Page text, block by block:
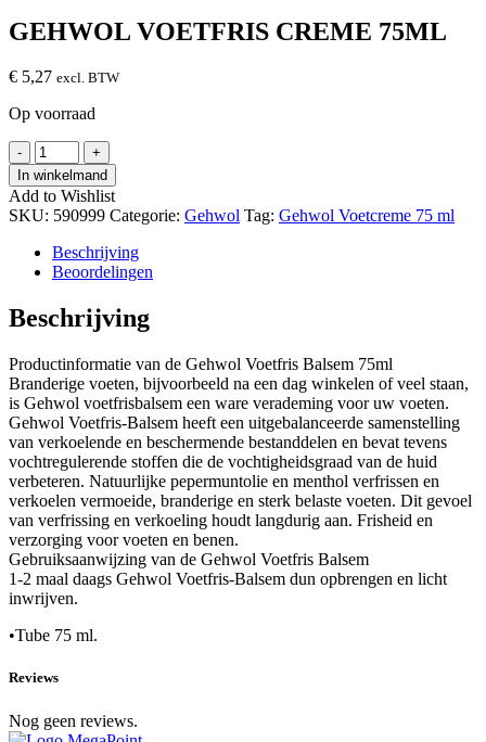
GEHWOL VOETFRIS CREME 75ML
€ 5,27 excl. BTW
Op voorraad
-
GEHWOL
VOETFRIS
CREME
75ML
hoeveelheid
+
In winkelmand
Add to Wishlist
SKU: 590999 Categorie: Gehwol Tag: Gehwol Voetcreme 75 ml
Beschrijving
Beoordelingen
Beschrijving
Productinformatie van de Gehwol Voetfris Balsem 75ml
Branderige voeten, bijvoorbeeld na een dag winkelen of veel staan,
is Gehwol voetfrisbalsem een ware verademing voor uw voeten.
Gehwol Voetfris-Balsem heeft een uitgebalanceerde samenstelling
van verkoelende en beschermende bestanddelen en bevat tevens
vochtregulerende stoffen die de vochtigheidsgraad van de huid
verbeteren. Natuurlijke pepermuntolie en menthol verfrissen en
verkoelen vermoeide, branderige en sterk belaste voeten. Dit gevoel
van verfrissing en verkoeling houdt langdurig aan. Frisheid en
verzorging voor voeten en benen.
Gebruiksaanwijzing van de Gehwol Voetfris Balsem
1-2 maal daags Gehwol Voetfris-Balsem dun opbrengen en licht
inwrijven.
•Tube 75 ml.
Reviews
Nog geen reviews.